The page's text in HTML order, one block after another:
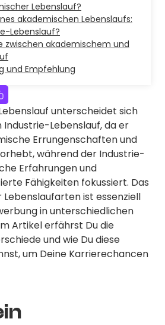
Lebenslauf?
akademischen Lebenslaufs:
Lebenslauf?
zwischen akademischem und
und Empfehlung
unterscheidet sich
Lebenslauf, da er
Errungenschaften und
während der Industrie-
Erfahrungen und
Fähigkeiten fokussiert. Das
ist essenziell
in unterschiedlichen
Artikel erfährst Du die
und wie Du diese
um Deine Karrierechancen